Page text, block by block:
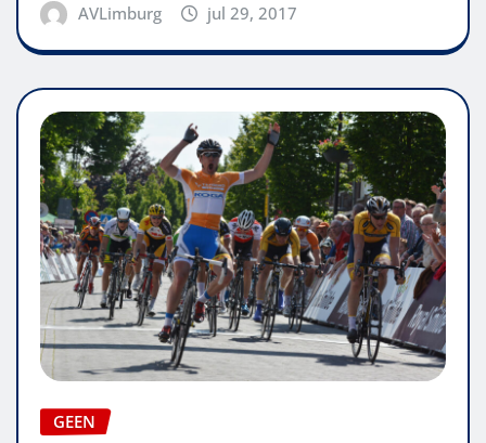
AVLimburg jul 29, 2017
GEEN